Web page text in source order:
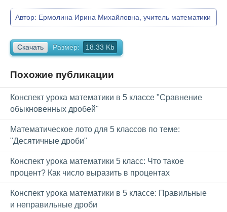
Автор: Ермолина Ирина Михайловна, учитель математики
Скачать Размер: 18.33 Kb
Похожие публикации
Конспект урока математики в 5 классе "Сравнение
обыкновенных дробей"
Математическое лото для 5 классов по теме:
"Десятичные дроби"
Конспект урока математики 5 класс: Что такое
процент? Как число выразить в процентах
Конспект урока математики в 5 классе: Правильные
и неправильные дроби